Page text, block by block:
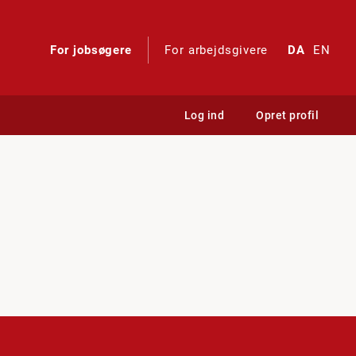
For jobsøgere For arbejdsgivere DA EN
Log ind Opret profil